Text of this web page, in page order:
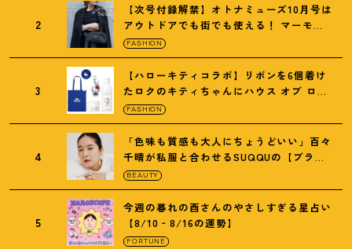
2
【次号付録解禁】オトナミューズ10月号は
アウトドアでも街でも使える ！ マーモッ
トの黒ショルダー
FASHION
3
【ハローキティコラボ】リボンを6個着け
たロクのキティちゃんにハウス オブ ロー
ゼの限定パケも
FASHION
4
「色味も質感も大人にちょうどいい」百々
千晴が私服と合わせるSUQQUの【ブラー
リクイド リップ】6選
BEAUTY
5
今週の暮れの酉さんのやさしすぎる星占い
【8/10‐8/16の運勢】
FORTUNE